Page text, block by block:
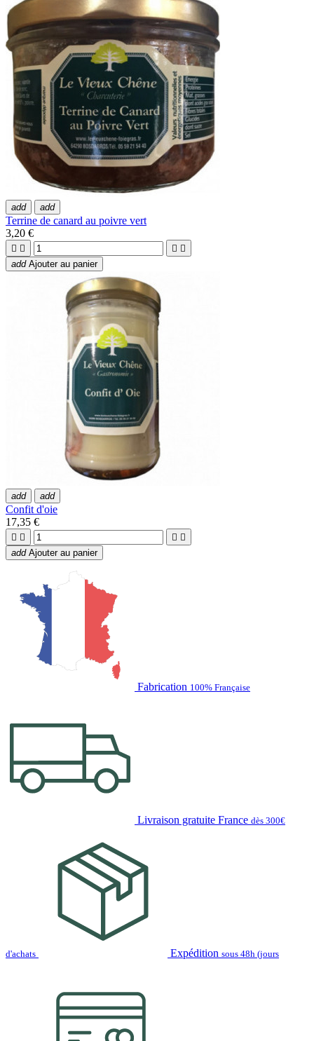
add add
Terrine de canard au poivre vert
3,20 €
   
add Ajouter au panier
add add
Confit d'oie
17,35 €
   
add Ajouter au panier
Fabrication 100% Française
Livraison gratuite France dès 300€
d'achats Expédition sous 48h (jours